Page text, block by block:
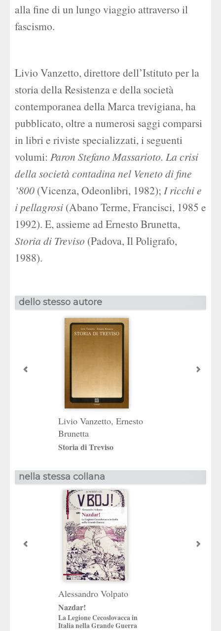
alla fine di un lungo viaggio attraverso il
fascismo.
Livio Vanzetto, direttore dell’Istituto per la
storia della Resistenza e della società
contemporanea della Marca trevigiana, ha
pubblicato, oltre a numerosi saggi comparsi
in libri e riviste specializzati, i seguenti
volumi: Paron Stefano Massarioto. La crisi
della società contadina nel Veneto di fine
’800 (Vicenza, Odeonlibri, 1982); I ricchi e
i pellagrosi (Abano Terme, Francisci, 1985 e
1992). E, assieme ad Ernesto Brunetta,
Storia di Treviso (Padova, Il Poligrafo,
1988).
dello stesso autore
Livio Vanzetto, Ernesto
Brunetta
Storia di Treviso
nella stessa collana
Alessandro Volpato
Nazdar!
La Legione Cecoslovacca in
Italia nella Grande Guerra